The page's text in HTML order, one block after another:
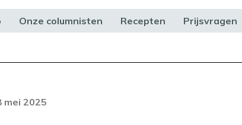
Onze columnisten Recepten Prijsvragen
fout opgetreden. Als het probleem
neem dan contact op met onze
mei 2025